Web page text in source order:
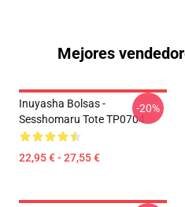
Mejores
Inuyasha Bolsas -
Sesshomaru Tote TP0704
22,95 € - 27,55 €
-20%